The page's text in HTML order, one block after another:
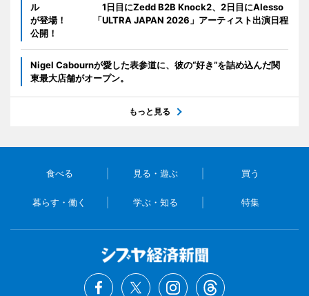
ル 1日目にZedd B2B Knock2、2日目にAlesso
が登場！ 「ULTRA JAPAN 2026」アーティスト出演日程
公開！
Nigel Cabournが愛した表参道に、彼の“好き”を詰め込んだ関
東最大店舗がオープン。
もっと見る
食べる 見る・遊ぶ 買う
暮らす・働く 学ぶ・知る 特集